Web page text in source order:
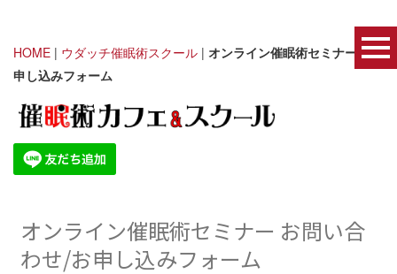
HOME | ウダッチ催眠術スクール | オンライン催眠術セミナー｜お
申し込みフォーム